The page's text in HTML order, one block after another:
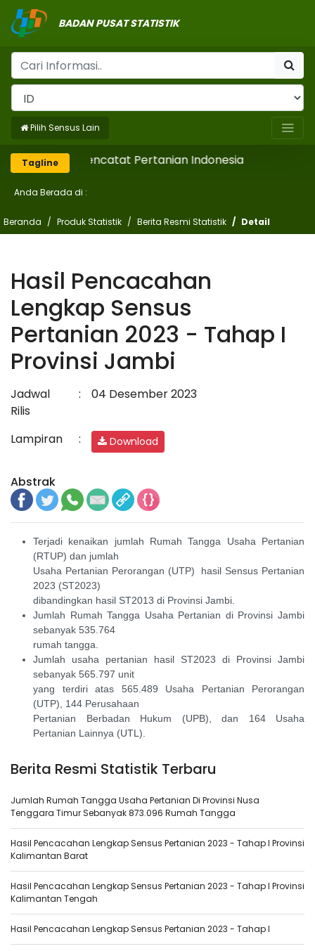
BADAN PUSAT STATISTIK
Pilih Sensus Lain
Tagline Mencatat Pertanian Indonesia
Anda Berada di :
Beranda Produk Statistik Berita Resmi Statistik Detail
Berita Resmi Statistik Terbaru
Jumlah Rumah Tangga Usaha Pertanian Di Provinsi Nusa
Tenggara Timur Sebanyak 873.096 Rumah Tangga
Hasil Pencacahan Lengkap Sensus Pertanian 2023 - Tahap I Provinsi
Kalimantan Barat
Hasil Pencacahan Lengkap Sensus Pertanian 2023 - Tahap I Provinsi
Kalimantan Tengah
Hasil Pencacahan Lengkap Sensus Pertanian 2023 - Tahap I
Hasil Pencacahan
Lengkap Sensus
Pertanian 2023 - Tahap I
Provinsi Jambi
Jadwal
Rilis
: 04 Desember 2023
Lampiran : Download
Abstrak
Terjadi kenaikan jumlah Rumah Tangga Usaha Pertanian
(RTUP) dan jumlah
Usaha Pertanian Perorangan (UTP) hasil Sensus Pertanian
2023 (ST2023)
dibandingkan hasil ST2013 di Provinsi Jambi.
Jumlah Rumah Tangga Usaha Pertanian di Provinsi Jambi
sebanyak 535.764
rumah tangga.
Jumlah usaha pertanian hasil ST2023 di Provinsi Jambi
sebanyak 565.797 unit
yang terdiri atas 565.489 Usaha Pertanian Perorangan
(UTP), 144 Perusahaan
Pertanian Berbadan Hukum (UPB), dan 164 Usaha
Pertanian Lainnya (UTL).